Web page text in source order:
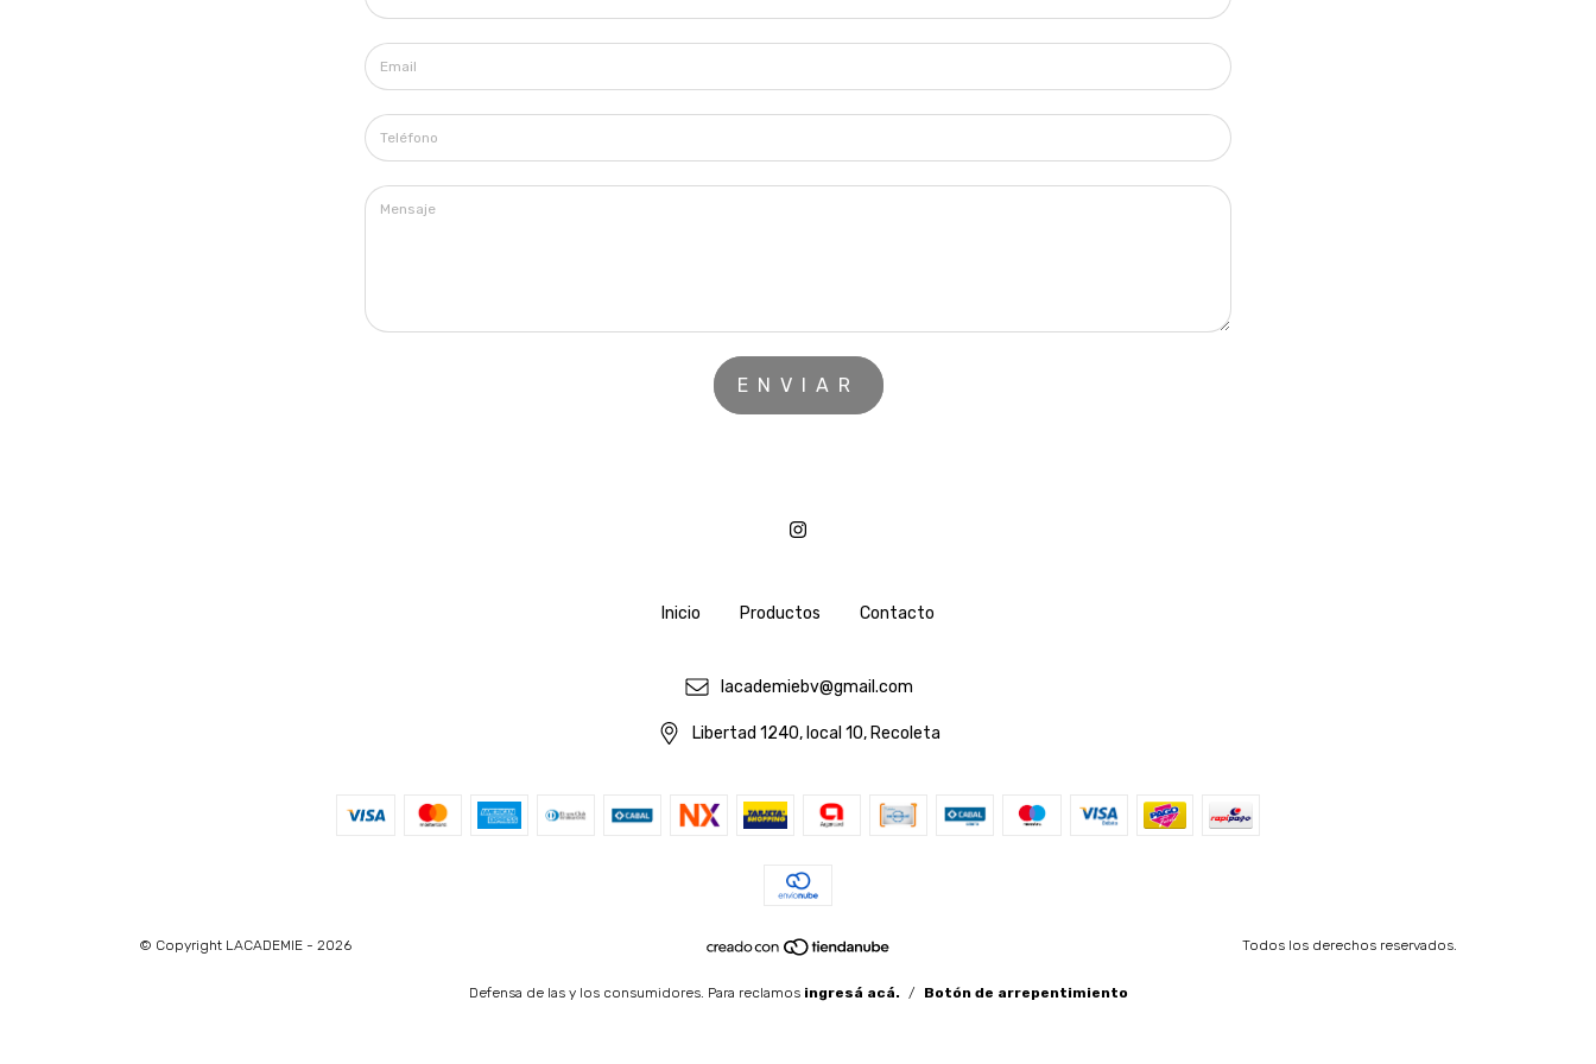
Inicio Productos Contacto
lacademiebv@gmail.com
Libertad 1240, local 10, Recoleta
© Copyright LACADEMIE - 2026 Todos los derechos reservados.
Defensa de las y los consumidores. Para reclamos ingresá acá. / Botón de arrepentimiento